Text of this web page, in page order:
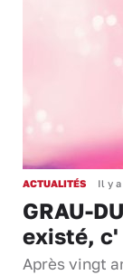
ACTUALITÉS Il y a
GRAU-
existé, c'
Après vingt